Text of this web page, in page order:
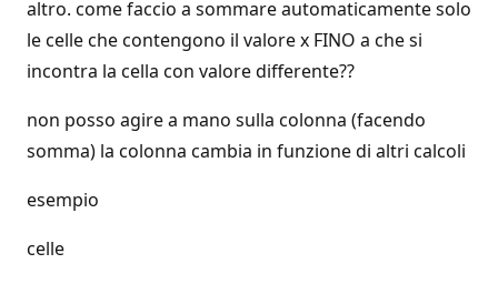
altro. come faccio a sommare automaticamente solo
le celle che contengono il valore x FINO a che si
incontra la cella con valore differente??
non posso agire a mano sulla colonna (facendo
somma) la colonna cambia in funzione di altri calcoli
esempio
celle